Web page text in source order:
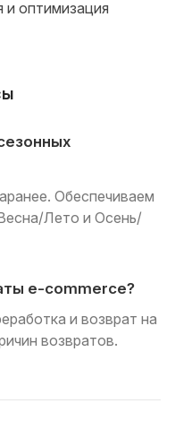
оптимизация
Обеспечиваем
Лето и Осень/
e-commerce?
и возврат на
возвратов.